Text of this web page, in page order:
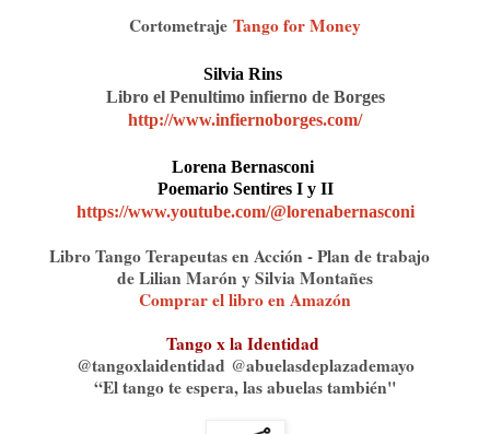
Cortometraje Tango for Money
Silvia Rins
Libro el Penultimo infierno de Borges
http://www.infiernoborges.com/
Lorena Bernasconi
Poemario Sentires I y II
https://www.youtube.com/@lorenabernasconi
Libro Tango Terapeutas en Acción - Plan de trabajo
de Lilian Marón y Silvia Montañes
Comprar el libro en Amazón
Tango x la Identidad
@tangoxlaidentidad⁠⁠⁠⁠ @⁠abuelasdeplazademayo
“El tango te espera, las abuelas también"